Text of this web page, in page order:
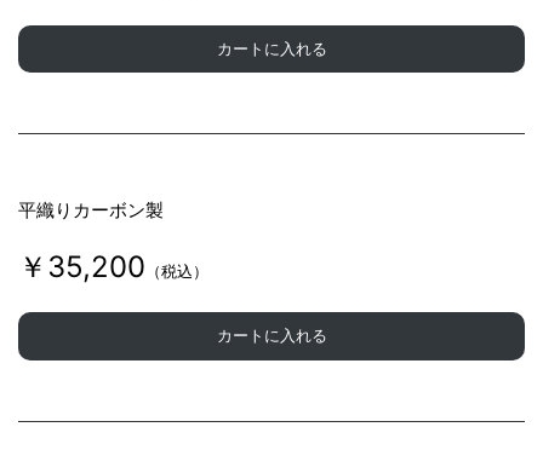
カートに入れる
平織りカーボン製
￥35,200 （税込）
カートに入れる